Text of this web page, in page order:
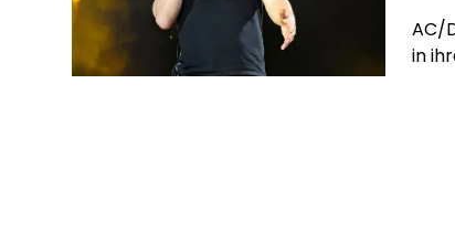
AC/
in